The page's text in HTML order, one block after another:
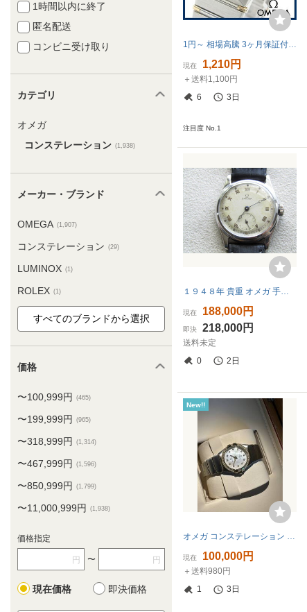
1時間以内に終了
匿名配送
コンビニ受け取り
カテゴリ
オメガ
コンステレーション (1,938)
メーカー・ブランド
OMEGA (1,907)
コンステレーション (29)
LUMINOX (1)
ROLEX (1)
価格
〜100,999円 (465)
〜199,999円 (965)
〜318,999円 (1,314)
〜467,999円 (1,596)
〜850,999円 (1,799)
〜11,000,999円 (1,938)
価格指定
円 〜 円
現在価格 即決価格
1円～ 相場高騰 3ヶ月保証付き 磨き済み 美品 本物 人気 OMEGA オメガ コンステレーション ミニ K18 コンビ ハーフバー レディース 時計
現在 1,210円
＋送料1,100円
6
3日
注目度 No.1
１９４８年 貴重 オメガ 手巻 ＯＨ済 cal１７・８ 角形ムーブ
現在 188,000円
即決 218,000円
送料未定
0
2日
New!!
オメガ コンステレーション 123.20.27.60.55.002 レディース クォーツ時計（中古）— 動作確認済み・完動品、木製ボックス付きの希少モデル
現在 100,000円
＋送料980円
1
3日